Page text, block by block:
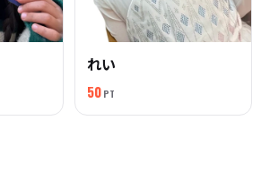
れい
50 PT